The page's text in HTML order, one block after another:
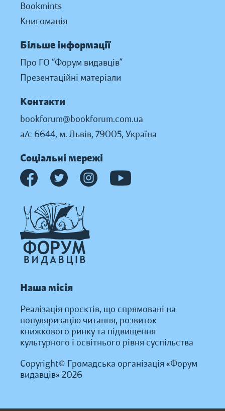
Bookmints
Книгоманія
Більше інформації
Про ГО “Форум видавців”
Презентаційні матеріали
Контакти
bookforum@bookforum.com.ua
а/с 6644, м. Львів, 79005, Україна
Соціальні мережі
Наша місія
Реалізація проєктів, що спрямовані на
популяризацію читання, розвиток
книжкового ринку та підвищення
культурного і освітнього рівня суспільства
Copyright© Громадська організація «Форум
видавців» 2026